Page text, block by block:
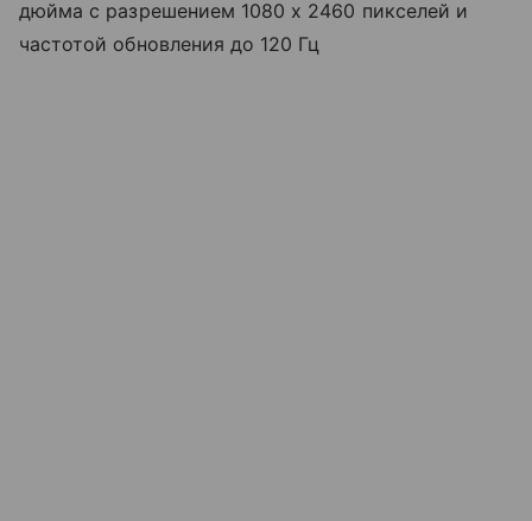
дюйма с разрешением 1080 х 2460 пикселей и
частотой обновления до 120 Гц